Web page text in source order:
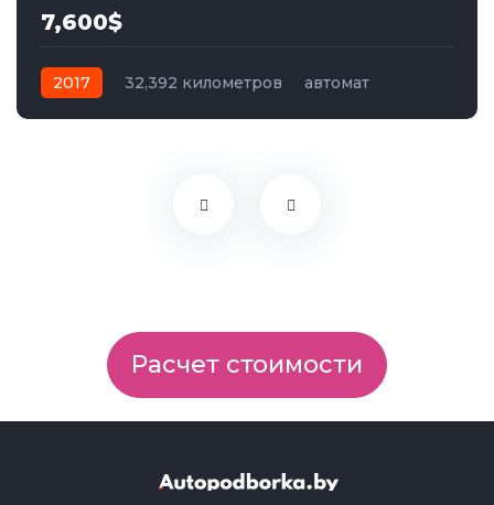
7,600$
2017 32,392 километров
автомат
Расчет стоимости